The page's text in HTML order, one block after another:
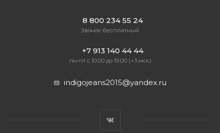
8 800 234 55 24
Звонок бесплатный
+7 913 140 44 44
пн-пт с 10:00 до 19:00 (+3 мск)
indigojeans2015@yandex.ru